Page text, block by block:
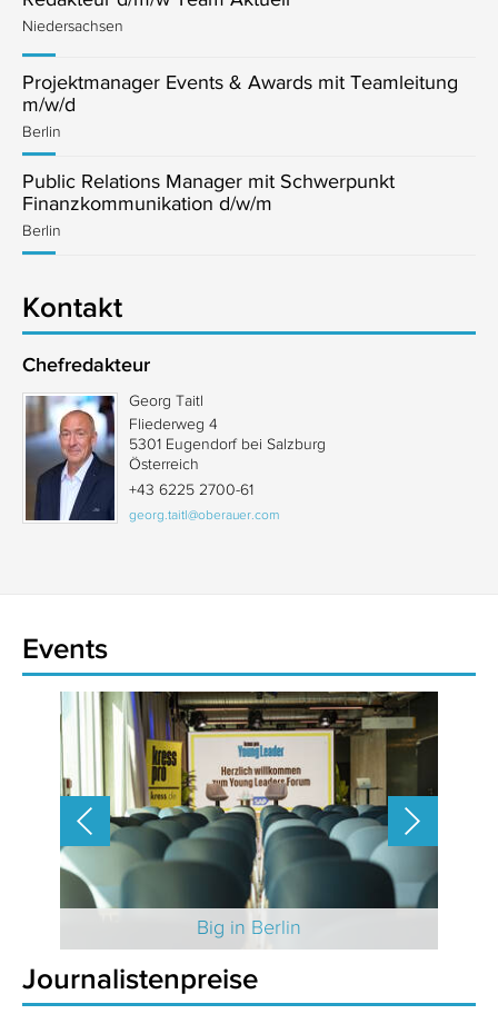
Niedersachsen
Projektmanager Events & Awards mit Teamleitung
m/w/d
Berlin
Public Relations Manager mit Schwerpunkt
Finanzkommunikation d/w/m
Berlin
Kontakt
Chefredakteur
Georg Taitl
Fliederweg 4
5301 Eugendorf bei Salzburg
Österreich
+43 6225 2700-61
georg.taitl@oberauer.com
Events
Big in Berlin
Journalistenpreise